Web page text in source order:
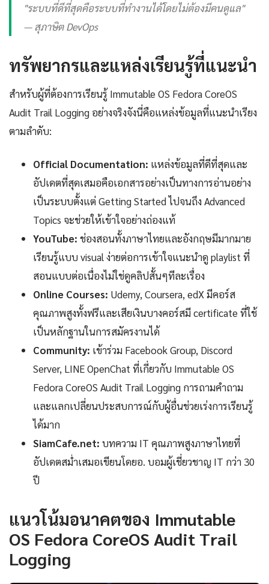
"ระบบที่ดีที่สุดคือระบบที่ทำงานได้โดยไม่ต้องมีคนดูแล"
— สุภาษิต DevOps
ทรัพยากรและแหล่งเรียนรู้ที่แนะนำ
สำหรับผู้ที่ต้องการเรียนรู้ Immutable OS Fedora CoreOS
Audit Trail Logging อย่างจริงจังนี่คือแหล่งข้อมูลที่แนะนำเรียง
ตามลำดับ:
Official Documentation: แหล่งข้อมูลที่ดีที่สุดและ
อัปเดตที่สุดเสมอคือเอกสารอย่างเป็นทางการอ่านอย่าง
เป็นระบบตั้งแต่ Getting Started ไปจนถึง Advanced
Topics จะช่วยให้เข้าใจอย่างถ่องแท้
YouTube: ช่องสอนทั้งภาษาไทยและอังกฤษมีมากมาย
เรียนรู้แบบ visual ง่ายต่อการเข้าใจแนะนำดู playlist ที่
สอนแบบต่อเนื่องไม่ใช่ดูคลิปสั้นๆทีละเรื่อง
Online Courses: Udemy, Coursera, edX มีคอร์ส
คุณภาพสูงทั้งฟรีและเสียเงินบางคอร์สมี certificate ที่ใช้
เป็นหลักฐานในการสมัครงานได้
Community: เข้าร่วม Facebook Group, Discord
Server, LINE OpenChat ที่เกี่ยวกับ Immutable OS
Fedora CoreOS Audit Trail Logging การถามคำถาม
และแลกเปลี่ยนประสบการณ์กับผู้อื่นช่วยเร่งการเรียนรู้
ได้มาก
SiamCafe.net: บทความ IT คุณภาพสูงภาษาไทยที่
อัปเดตสม่ำเสมอเขียนโดยอ. บอมผู้เชี่ยวชาญ IT กว่า 30
ปี
แนวโน้มอนาคตของ Immutable
OS Fedora CoreOS Audit Trail
Logging